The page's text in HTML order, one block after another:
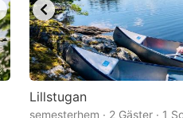
Lillstugan
semesterhem · 2 Gäster · 1